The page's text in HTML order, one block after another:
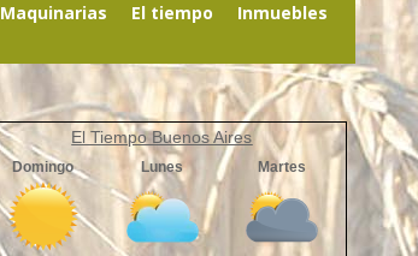
Maquinarias El tiempo
Inmuebles
El Tiempo Buenos Aires